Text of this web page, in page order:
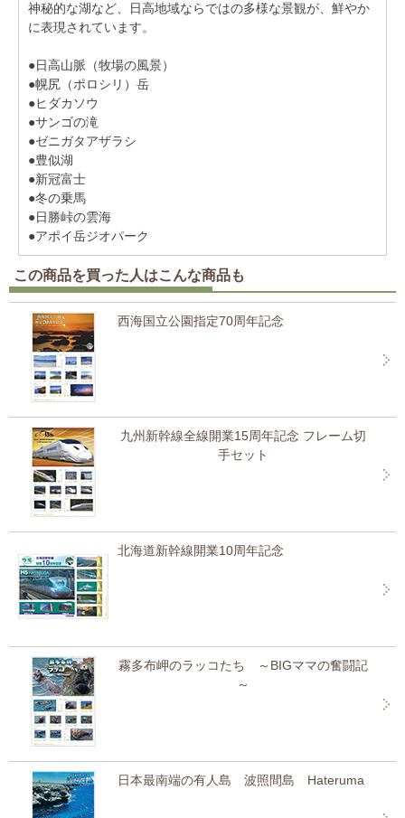
神秘的な湖など、日高地域ならではの多様な景観が、鮮やか
に表現されています。
●日高山脈（牧場の風景）
●幌尻（ポロシリ）岳
●ヒダカソウ
●サンゴの滝
●ゼニガタアザラシ
●豊似湖
●新冠富士
●冬の乗馬
●日勝峠の雲海
●アポイ岳ジオパーク
この商品を買った人はこんな商品も
西海国立公園指定70周年記念
九州新幹線全線開業15周年記念 フレーム切
手セット
北海道新幹線開業10周年記念
霧多布岬のラッコたち ～BIGママの奮闘記
～
日本最南端の有人島 波照間島 Hateruma